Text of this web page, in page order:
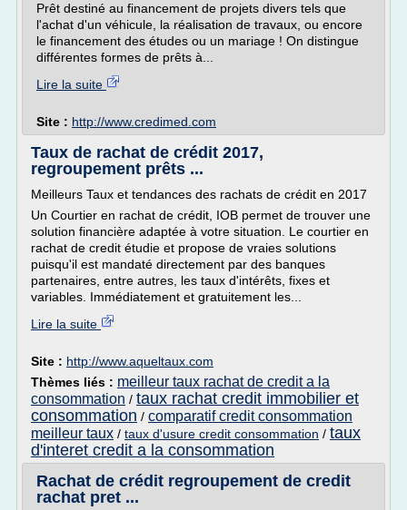
Prêt destiné au financement de projets divers tels que
l'achat d'un véhicule, la réalisation de travaux, ou encore
le financement des études ou un mariage ! On distingue
différentes formes de prêts à...
Lire la suite
Site : http://www.credimed.com
Taux de rachat de crédit 2017,
regroupement prêts ...
Meilleurs Taux et tendances des rachats de crédit en 2017
Un Courtier en rachat de crédit, IOB permet de trouver une
solution financière adaptée à votre situation. Le courtier en
rachat de credit étudie et propose de vraies solutions
puisqu'il est mandaté directement par des banques
partenaires, entre autres, les taux d'intérêts, fixes et
variables. Immédiatement et gratuitement les...
Lire la suite
Site : http://www.aqueltaux.com
Thèmes liés : meilleur taux rachat de credit a la
consommation / taux rachat credit immobilier et
consommation / comparatif credit consommation
meilleur taux / taux d'usure credit consommation / taux
d'interet credit a la consommation
Rachat de crédit regroupement de credit
rachat pret ...